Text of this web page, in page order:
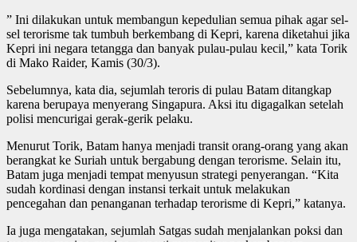
” Ini dilakukan untuk membangun kepedulian semua pihak agar sel-
sel terorisme tak tumbuh berkembang di Kepri, karena diketahui jika
Kepri ini negara tetangga dan banyak pulau-pulau kecil,” kata Torik
di Mako Raider, Kamis (30/3).
Sebelumnya, kata dia, sejumlah teroris di pulau Batam ditangkap
karena berupaya menyerang Singapura. Aksi itu digagalkan setelah
polisi mencurigai gerak-gerik pelaku.
Menurut Torik, Batam hanya menjadi transit orang-orang yang akan
berangkat ke Suriah untuk bergabung dengan terorisme. Selain itu,
Batam juga menjadi tempat menyusun strategi penyerangan. “Kita
sudah kordinasi dengan instansi terkait untuk melakukan
pencegahan dan penanganan terhadap terorisme di Kepri,” katanya.
Ia juga mengatakan, sejumlah Satgas sudah menjalankan poksi dan